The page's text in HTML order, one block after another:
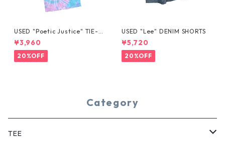
USED "Poetic Justice" TIE-D
YE TEE
¥3,960
20%OFF
USED "Lee" DENIM SHORTS
¥5,720
20%OFF
Category
TEE